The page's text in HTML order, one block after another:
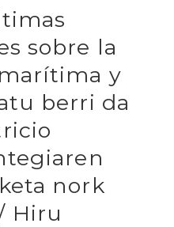
sobre la
y
berri da
nork
Hiru